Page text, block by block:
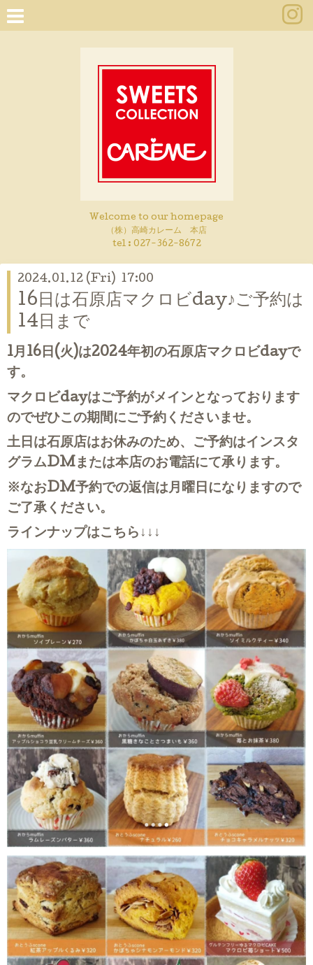
Welcome to our homepage
（株）高崎カレーム 本店
tel : 027-362-8672
2024.01.12 (Fri) 17:00
16日は石原店マクロビday♪ご予約は
14日まで
1月16日(火)は2024年初の石原店マクロビdayで
す。
マクロビdayはご予約がメインとなっております
のでぜひこの期間にご予約くださいませ。
土日は石原店はお休みのため、ご予約はインスタ
グラムDMまたは本店のお電話にて承ります。
※なおDM予約での返信は月曜日になりますので
ご了承ください。
ラインナップはこちら↓↓↓